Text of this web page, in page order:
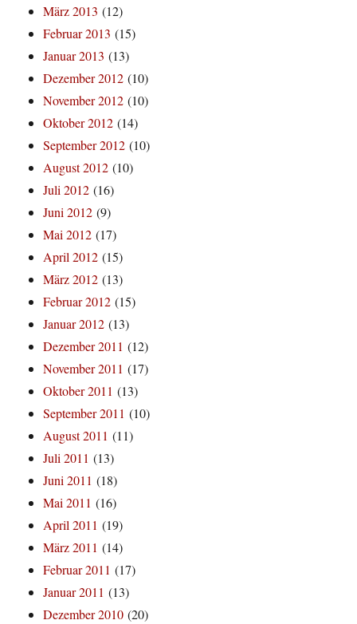
März 2013 (12)
Februar 2013 (15)
Januar 2013 (13)
Dezember 2012 (10)
November 2012 (10)
Oktober 2012 (14)
September 2012 (10)
August 2012 (10)
Juli 2012 (16)
Juni 2012 (9)
Mai 2012 (17)
April 2012 (15)
März 2012 (13)
Februar 2012 (15)
Januar 2012 (13)
Dezember 2011 (12)
November 2011 (17)
Oktober 2011 (13)
September 2011 (10)
August 2011 (11)
Juli 2011 (13)
Juni 2011 (18)
Mai 2011 (16)
April 2011 (19)
März 2011 (14)
Februar 2011 (17)
Januar 2011 (13)
Dezember 2010 (20)